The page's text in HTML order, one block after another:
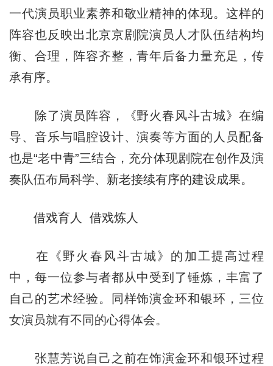
一代演员职业素养和敬业精神的体现。这样的
阵容也反映出北京京剧院演员人才队伍结构均
衡、合理，阵容齐整，青年后备力量充足，传
承有序。
除了演员阵容，《野火春风斗古城》在编
导、音乐与唱腔设计、演奏等方面的人员配备
也是“老中青”三结合，充分体现剧院在创作及演
奏队伍布局科学、新老接续有序的建设成果。
借戏育人 借戏炼人
在《野火春风斗古城》的加工提高过程
中，每一位参与者都从中受到了锤炼，丰富了
自己的艺术经验。同样饰演金环和银环，三位
女演员就有不同的心得体会。
张慧芳说自己之前在饰演金环和银环过程